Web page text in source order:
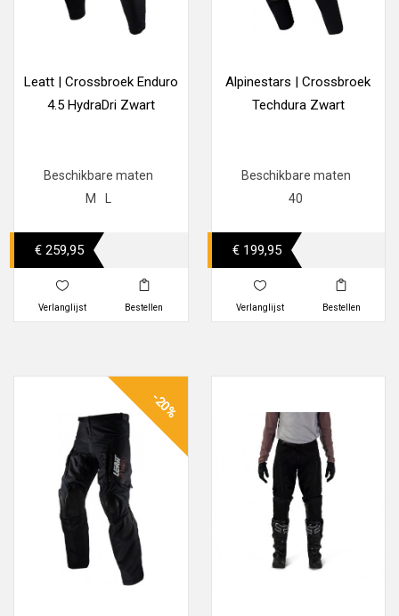
Leatt | Crossbroek Enduro
4.5 HydraDri Zwart
Beschikbare maten
M
€ 259,95
Verlanglijst Bestellen
Alpinestars | Crossbroek
Techdura Zwart
Beschikbare maten
40
€ 199,95
Verlanglijst Bestellen
-20%